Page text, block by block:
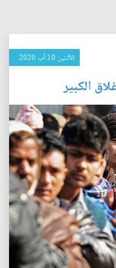
الأثنين 10 آب 2020
الكبير